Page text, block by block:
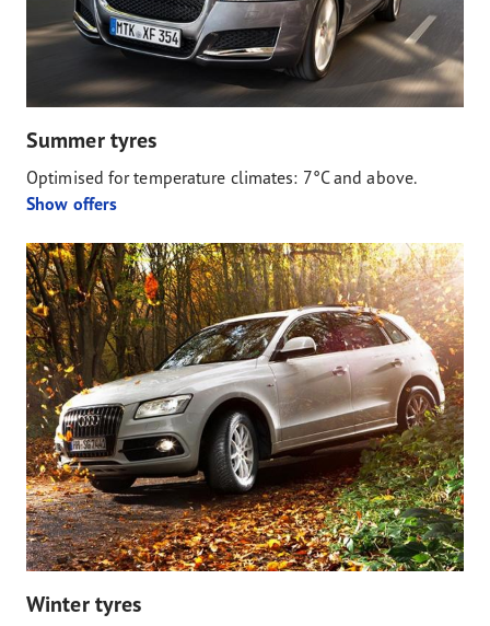
Summer tyres
Optimised for temperature climates: 7°C and above.
Show offers
Winter tyres